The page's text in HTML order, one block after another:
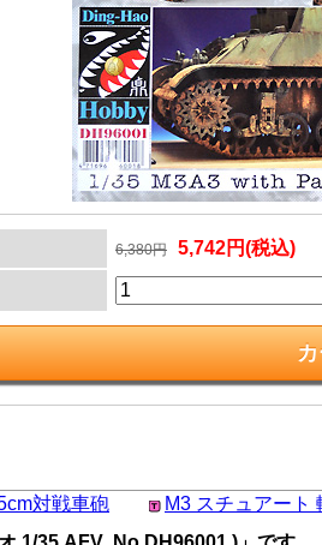
6,380円 5,742円(税込)
対戦車砲 M3 スチュアート